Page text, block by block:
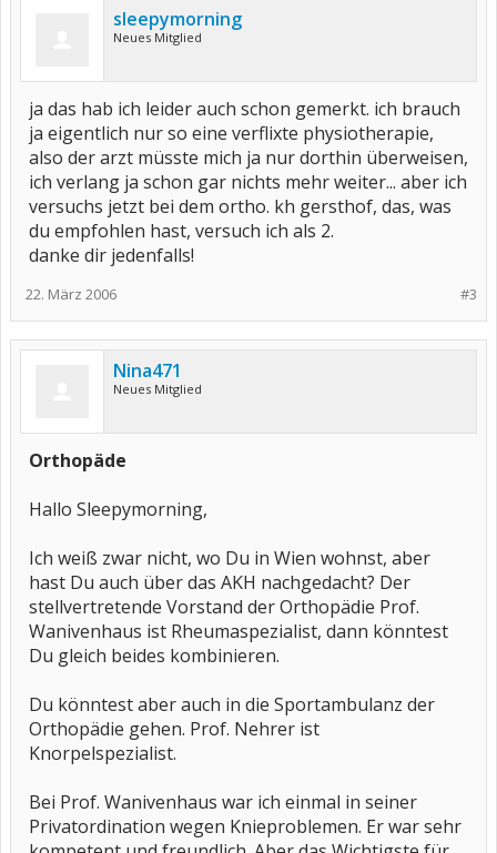
sleepymorning
Neues Mitglied
ja das hab ich leider auch schon gemerkt. ich brauch
ja eigentlich nur so eine verflixte physiotherapie,
also der arzt müsste mich ja nur dorthin überweisen,
ich verlang ja schon gar nichts mehr weiter... aber ich
versuchs jetzt bei dem ortho. kh gersthof, das, was
du empfohlen hast, versuch ich als 2.
danke dir jedenfalls!
#3
22. März 2006
Nina471
Neues Mitglied
Orthopäde
Hallo Sleepymorning,
Ich weiß zwar nicht, wo Du in Wien wohnst, aber
hast Du auch über das AKH nachgedacht? Der
stellvertretende Vorstand der Orthopädie Prof.
Wanivenhaus ist Rheumaspezialist, dann könntest
Du gleich beides kombinieren.
Du könntest aber auch in die Sportambulanz der
Orthopädie gehen. Prof. Nehrer ist
Knorpelspezialist.
Bei Prof. Wanivenhaus war ich einmal in seiner
Privatordination wegen Knieproblemen. Er war sehr